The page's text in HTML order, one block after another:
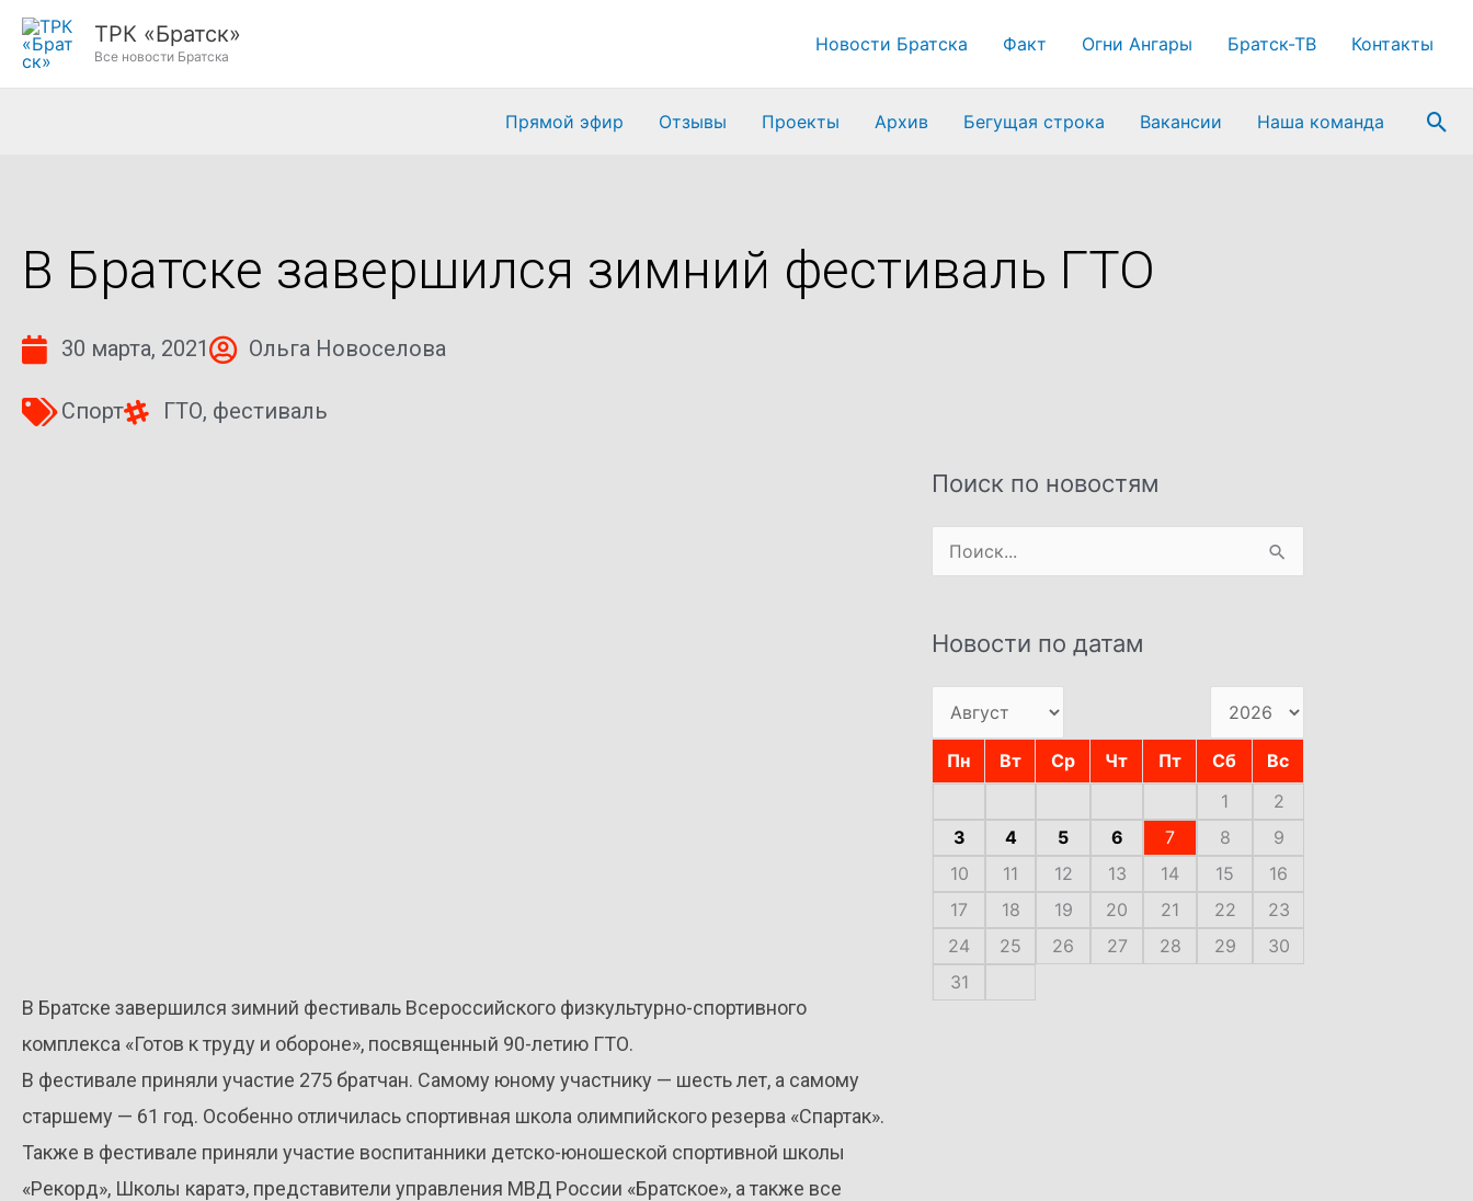
Перейти
ТРК «Братск»
Все новости Братска
Новости Братска Факт Огни Ангары Братск-ТВ Контакты
Прямой эфир Отзывы Проекты Архив Бегущая строка Вакансии Наша команда
В Братске завершился зимний фестиваль ГТО
30 марта, 2021 Ольга Новоселова
Спорт ГТО, фестиваль
В Братске завершился зимний фестиваль Всероссийского физкультурно-спортивного
комплекса «Готов к труду и обороне», посвященный 90-летию ГТО.
В фестивале приняли участие 275 братчан. Самому юному участнику — шесть лет, а самому
старшему — 61 год. Особенно отличилась спортивная школа олимпийского резерва «Спартак».
Также в фестивале приняли участие воспитанники детско-юношеской спортивной школы
«Рекорд», Школы каратэ, представители управления МВД России «Братское», а также все
Поиск по новостям
Поиск:
Новости по датам
Пн Вт Ср Чт Пт Сб
Вс
1
2
3
4 5 6 7 8
9
10
11 12 13 14 15
16
17
18 19 20 21 22
23
24
25 26 27 28 29
30
31